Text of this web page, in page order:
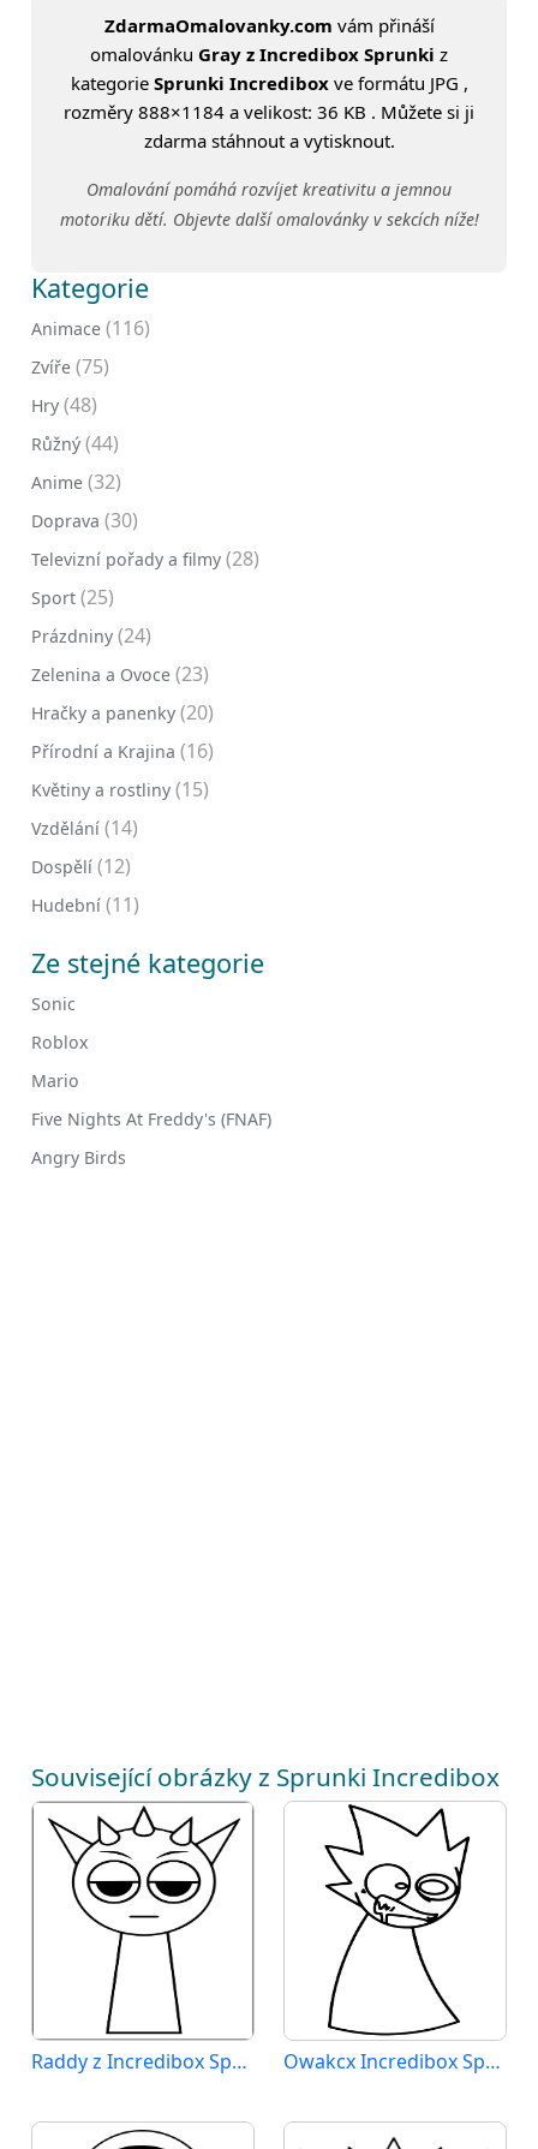
ZdarmaOmalovanky.com vám přináší
omalovánku Gray z Incredibox Sprunki z
kategorie Sprunki Incrediboxve formátu JPG ,
rozměry 888×1184 a velikost: 36 KB . Můžete si ji
zdarma stáhnout a vytisknout.
Omalování pomáhá rozvíjet kreativitu a jemnou
motoriku dětí. Objevte další omalovánky v sekcích níže!
Kategorie
Animace (116)
Zvíře (75)
Hry (48)
Růžný (44)
Anime (32)
Doprava (30)
Televizní pořady a filmy (28)
Sport (25)
Prázdniny (24)
Zelenina a Ovoce (23)
Hračky a panenky (20)
Přírodní a Krajina (16)
Květiny a rostliny (15)
Vzdělání (14)
Dospělí (12)
Hudební (11)
Ze stejné kategorie
Sonic
Roblox
Mario
Five Nights At Freddy's (FNAF)
Angry Birds
Související obrázky z Sprunki Incredibox
Raddy z Incredibox Sprunki Owakcx Incredibox Sprunki